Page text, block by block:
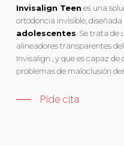
Invisalign Teen es una
ortodoncia invisible,
adolescentes. Se trata de
alineadores transparentes
Invisalign , y que es capaz
problemas de maloclusión
Pide cita